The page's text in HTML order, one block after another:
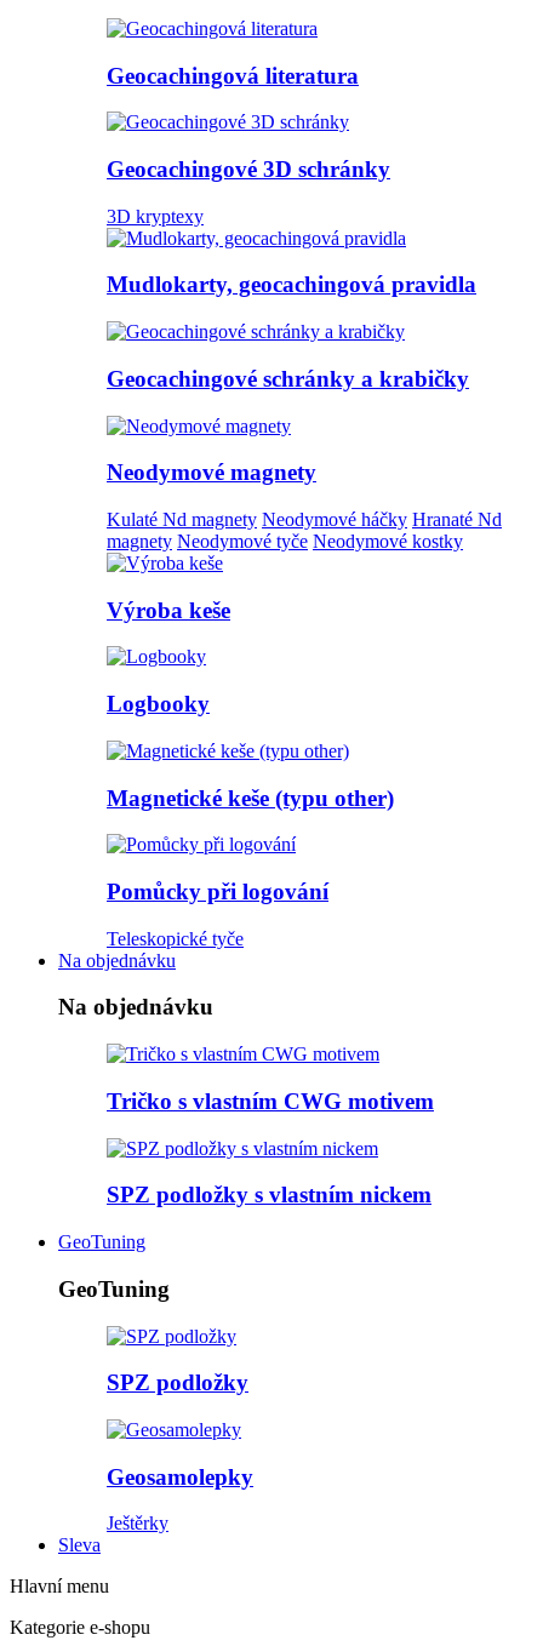
Geocachingová literatura
Geocachingové 3D schránky
3D kryptexy
Mudlokarty, geocachingová pravidla
Geocachingové schránky a krabičky
Neodymové magnety
Kulaté Nd magnety Neodymové háčky Hranaté Nd
magnety Neodymové tyče Neodymové kostky
Výroba keše
Logbooky
Magnetické keše (typu other)
Pomůcky při logování
Teleskopické tyče
Na objednávku
Na objednávku
Tričko s vlastním CWG motivem
SPZ podložky s vlastním nickem
GeoTuning
GeoTuning
SPZ podložky
Geosamolepky
Ještěrky
Sleva
Hlavní menu
Kategorie e-shopu